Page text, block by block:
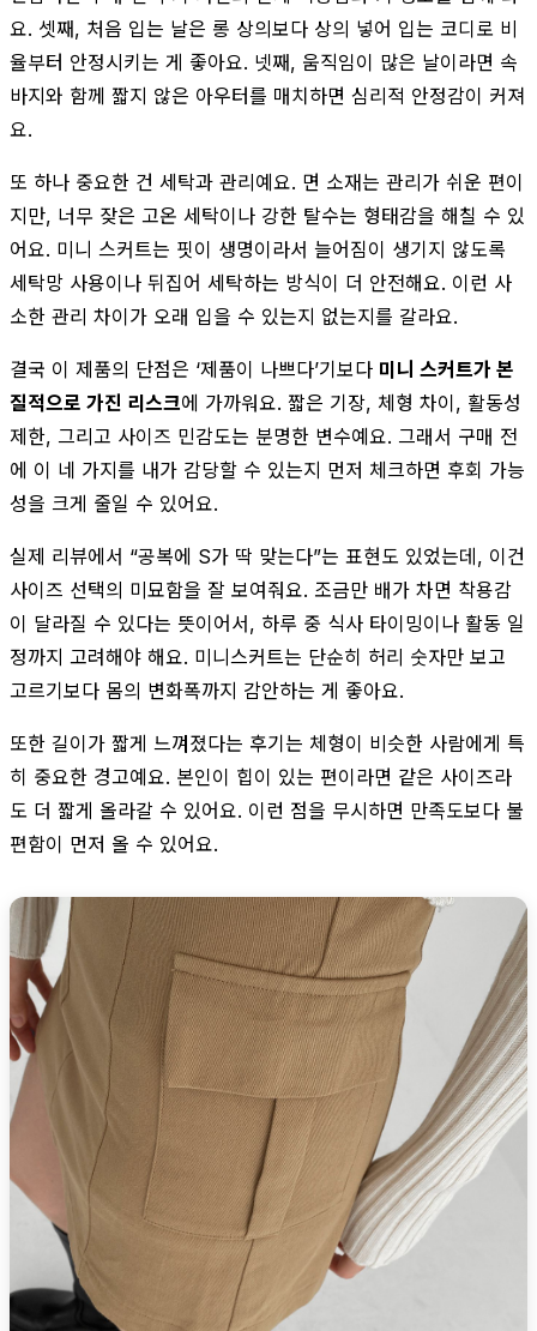
요. 셋째, 처음 입는 날은 롱 상의보다 상의 넣어 입는 코디로 비
율부터 안정시키는 게 좋아요. 넷째, 움직임이 많은 날이라면 속
바지와 함께 짧지 않은 아우터를 매치하면 심리적 안정감이 커져
요.
또 하나 중요한 건 세탁과 관리예요. 면 소재는 관리가 쉬운 편이
지만, 너무 잦은 고온 세탁이나 강한 탈수는 형태감을 해칠 수 있
어요. 미니 스커트는 핏이 생명이라서 늘어짐이 생기지 않도록
세탁망 사용이나 뒤집어 세탁하는 방식이 더 안전해요. 이런 사
소한 관리 차이가 오래 입을 수 있는지 없는지를 갈라요.
결국 이 제품의 단점은 ‘제품이 나쁘다’기보다 미니 스커트가 본
질적으로 가진 리스크에 가까워요. 짧은 기장, 체형 차이, 활동성
제한, 그리고 사이즈 민감도는 분명한 변수예요. 그래서 구매 전
에 이 네 가지를 내가 감당할 수 있는지 먼저 체크하면 후회 가능
성을 크게 줄일 수 있어요.
실제 리뷰에서 “공복에 S가 딱 맞는다”는 표현도 있었는데, 이건
사이즈 선택의 미묘함을 잘 보여줘요. 조금만 배가 차면 착용감
이 달라질 수 있다는 뜻이어서, 하루 중 식사 타이밍이나 활동 일
정까지 고려해야 해요. 미니스커트는 단순히 허리 숫자만 보고
고르기보다 몸의 변화폭까지 감안하는 게 좋아요.
또한 길이가 짧게 느껴졌다는 후기는 체형이 비슷한 사람에게 특
히 중요한 경고예요. 본인이 힙이 있는 편이라면 같은 사이즈라
도 더 짧게 올라갈 수 있어요. 이런 점을 무시하면 만족도보다 불
편함이 먼저 올 수 있어요.